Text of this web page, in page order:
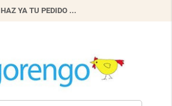
HAZ YA TU PEDIDO ...